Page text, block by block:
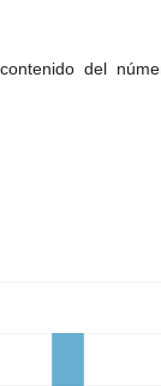
contenido del